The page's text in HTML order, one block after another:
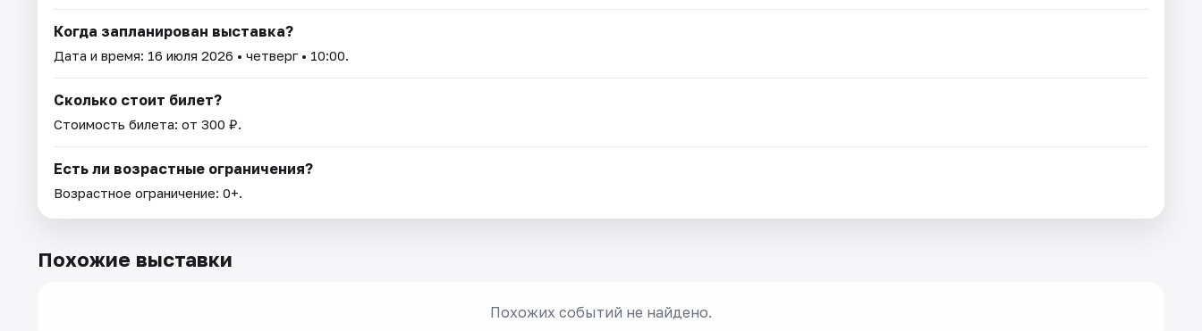
Когда запланирован выставка?
Дата и время: 16 июля 2026 • четверг • 10:00.
Сколько стоит билет?
Стоимость билета: от 300 ₽.
Есть ли возрастные ограничения?
Возрастное ограничение: 0+.
Похожие выставки
Похожих событий не найдено.